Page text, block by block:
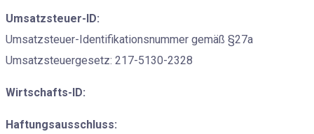
Umsatzsteuer-ID:
Umsatzsteuer-Identifikationsnummer gemäß §27a
Umsatzsteuergesetz: 217-5130-2328
Wirtschafts-ID:
Haftungsausschluss: